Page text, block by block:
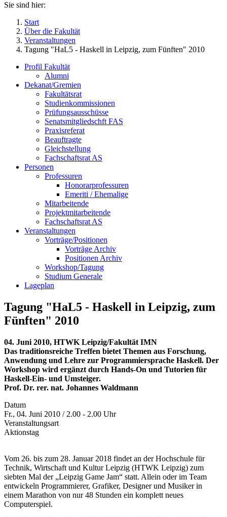
Sie sind hier:
Start
Über die Fakultät
Veranstaltungen
Tagung "HaL5 - Haskell in Leipzig, zum Fünften" 2010
Profil Fakultät
Alumni
Dekanat/Gremien
Fakultätsrat
Studienkommissionen
Prüfungsausschüsse
Senatsmitgliedschft FAS
Praxisreferat
Beauftragte
Gleichstellung
Fachschaftsrat AS
Personen
Professuren
Honorarprofessuren
Emeriti / Ehemalige
Mitarbeitende
Projektmitarbeitende
Fachschaftsrat AS
Veranstaltungen
Vorträge/Positionen
Vorträge Archiv
Positionen Archiv
Workshop/Tagung
Studium Generale
Lageplan
Tagung "HaL5 - Haskell in Leipzig, zum
Fünften" 2010
04. Juni 2010, HTWK Leipzig/Fakultät IMN
Das traditionsreiche Treffen bietet Themen aus Forschung,
Anwendung und Lehre zur Programmiersprache Haskell. Der
Workshop wird ergänzt durch Hands-On und Tutorien für
Haskell-Ein- und Umsteiger.
Prof. Dr. rer. nat. Johannes Waldmann
Datum
Fr., 04. Juni 2010 / 2.00 - 2.00 Uhr
Veranstaltungsart
Aktionstag
Vom 26. bis zum 28. Januar 2018 findet an der Hochschule für
Technik, Wirtschaft und Kultur Leipzig (HTWK Leipzig) zum
siebten Mal der „Leipzig Game Jam“ statt. Allein oder im Team
entwickeln Programmierer, Grafiker, Designer und Musiker in
einem Marathon von nur 48 Stunden ein komplett neues
Computerspiel.